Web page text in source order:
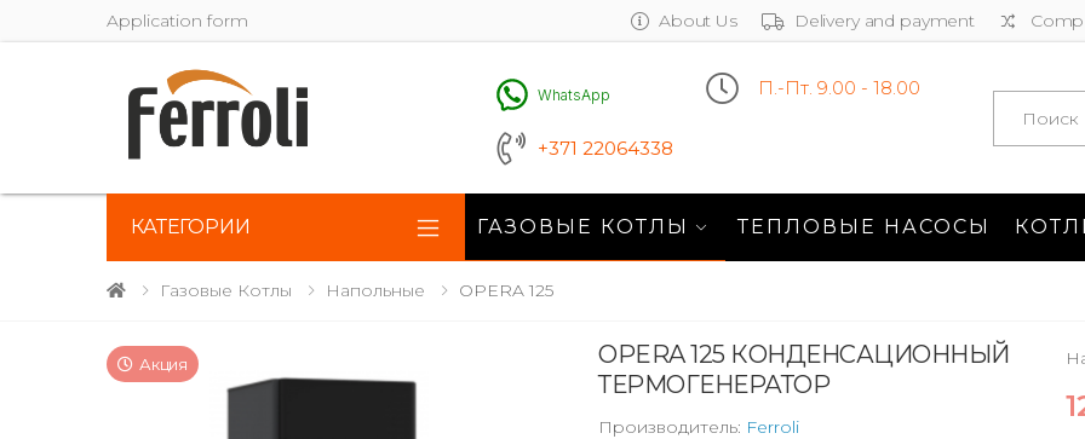
Application form About Us Delivery and payment
WhatsApp
+371 22064338
П.-Пт. 9.00 - 18.00 Search
КАТЕГОРИИ ГАЗОВЫЕ КОТЛЫ ТЕПЛОВЫЕ НАСОСЫ
Газовые Котлы Напольные OPERA 125
Акция
OPERA 125 КОНДЕНСАЦИОННЫЙ
ТЕРМОГЕНЕРАТОР
Производитель: Ferroli